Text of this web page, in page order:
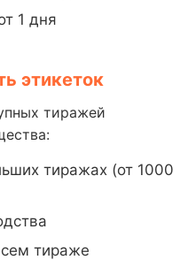
1 дня
этикеток
тиражей
тиражах (от 1000
тираже